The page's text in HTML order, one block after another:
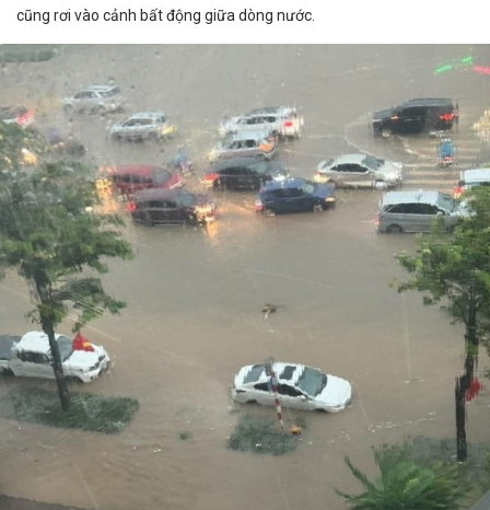
cũng rơi vào cảnh bất động giữa dòng nước.